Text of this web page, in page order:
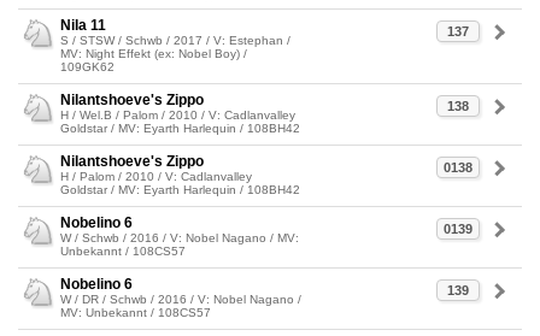
137
Nila 11
S / STSW / Schwb / 2017 / V: Estephan /
MV: Night Effekt (ex: Nobel Boy) /
109GK62
138
Nilantshoeve's Zippo
H / Wel.B / Palom / 2010 / V: Cadlanvalley
Goldstar / MV: Eyarth Harlequin / 108BH42
0138
Nilantshoeve's Zippo
H / Palom / 2010 / V: Cadlanvalley
Goldstar / MV: Eyarth Harlequin / 108BH42
0139
Nobelino 6
W / Schwb / 2016 / V: Nobel Nagano / MV:
Unbekannt / 108CS57
139
Nobelino 6
W / DR / Schwb / 2016 / V: Nobel Nagano /
MV: Unbekannt / 108CS57